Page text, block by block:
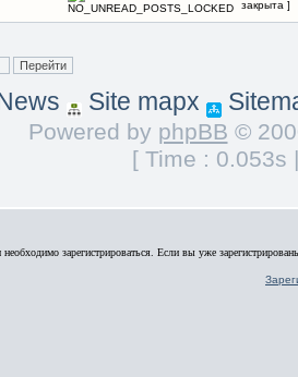
закрыта ]
Site mapx
Powered by phpBB ©
[ Time : 0.053s
зарегистрироваться. Если вы уже